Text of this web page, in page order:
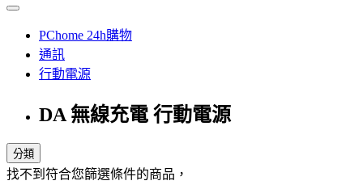
PChome 24h購物
通訊
行動電源
DA 無線充電 行動電源
分類
找不到符合您篩選條件的商品，